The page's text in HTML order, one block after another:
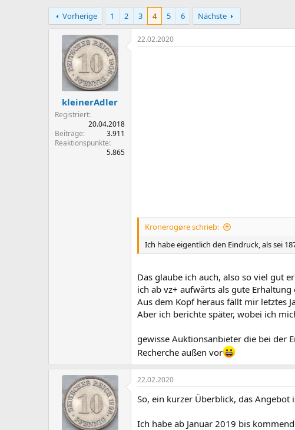
r
s
t
r
t
e
l
l
t
a
m
Vorherige
1 2 3 4 5 6 Nächste
kleinerAdler
Registriert
20.04.2018
Beiträge
3.911
Reaktionspunkte
5.865
22.02.2020
Kronerogøre schrieb:
Ich habe eigentlich den Eindruck, als sei
Das glaube ich auch, also so viel gut
ich ab vz+ aufwärts als gute Erhaltung
Aus dem Kopf heraus fällt mir letztes
Aber ich berichte später, wobei ich
gewisse Auktionsanbieter die bei der
Recherche außen vor
22.02.2020
So, ein kurzer Überblick, das Angebot
Ich habe ab Januar 2019 bis